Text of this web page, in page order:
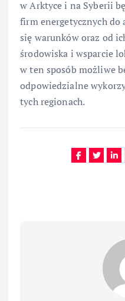
w Arktyce i na Syberii
firm energetycznych do
się warunków oraz od
środowiska i wsparcie
w ten sposób możliwe
odpowiedzialne
tych regionach.